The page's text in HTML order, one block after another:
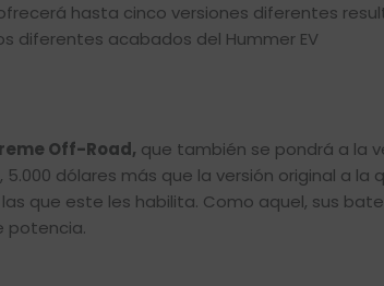
hasta cinco versiones diferentes
diferentes acabados del Hummer EV
Off-Road, que también se pondrá a la
5.000 dólares más que la versión original a la
que este les habilita. Como aquel, sus
potencia.